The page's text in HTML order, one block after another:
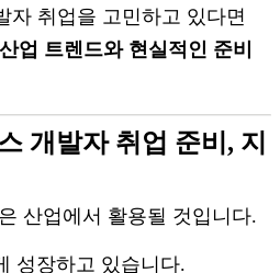
자 취업을 고민하고 있다면
업 트렌드와 현실적인 준비
개발자 취업 준비, 지
산업에서 활용될 것입니다.
성장하고 있습니다.